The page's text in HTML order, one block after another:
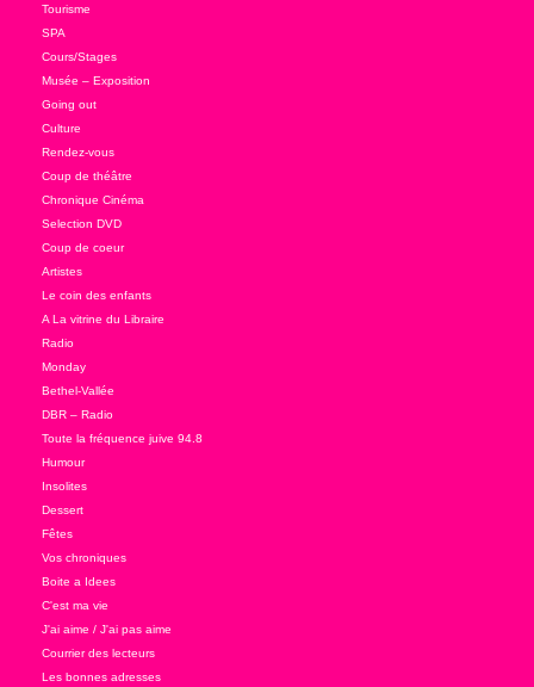
Tourisme
SPA
Cours/Stages
Musée – Exposition
Going out
Culture
Rendez-vous
Coup de théâtre
Chronique Cinéma
Selection DVD
Coup de coeur
Artistes
Le coin des enfants
A La vitrine du Libraire
Radio
Monday
Bethel-Vallée
DBR – Radio
Toute la fréquence juive 94.8
Humour
Insolites
Dessert
Fêtes
Vos chroniques
Boite a Idees
C'est ma vie
J'ai aime / J'ai pas aime
Courrier des lecteurs
Les bonnes adresses